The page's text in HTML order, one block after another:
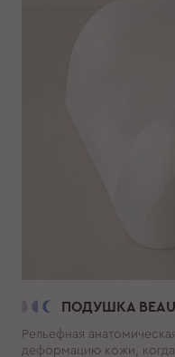
ПОДУШКА
Рельефная
деформацию кожи,